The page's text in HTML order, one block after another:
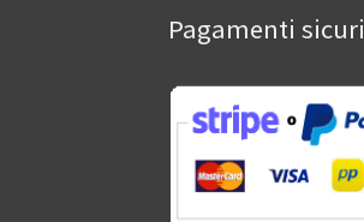
Pagamenti sicuri